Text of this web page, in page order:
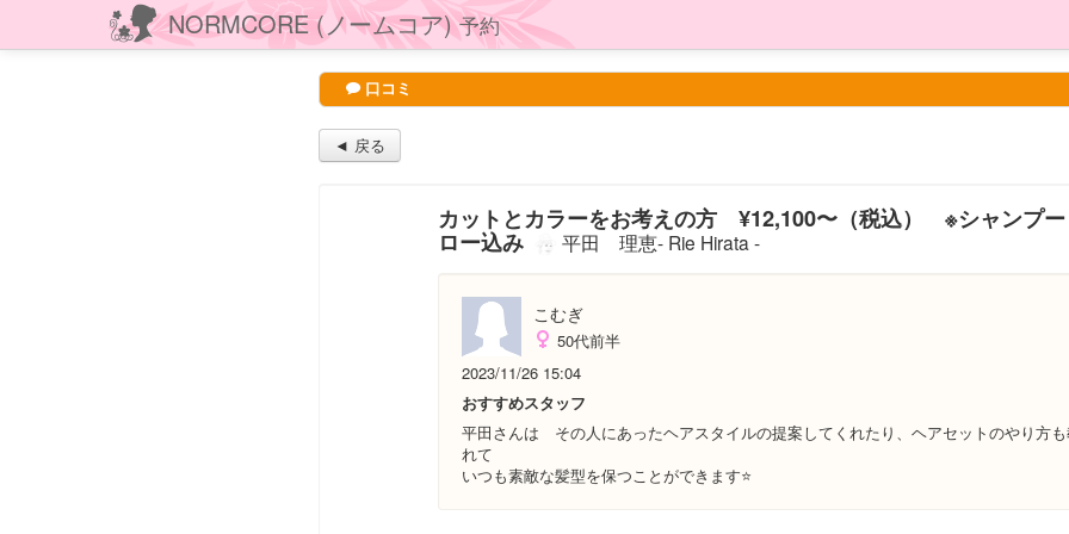
NORMCORE (ノームコア)予約
口コミ
◄ 戻る
カットとカラーをお考えの方 ¥12,100〜（税込） ※シャンプ
ロー込み 平田 理恵- Rie Hirata -
こむぎ
50代前半
2023/11/26 15:04
おすすめスタッフ
平田さんは その人にあったヘアスタイルの提案してくれたり、ヘアセットのやり方
れて
いつも素敵な髪型を保つことができます⭐️